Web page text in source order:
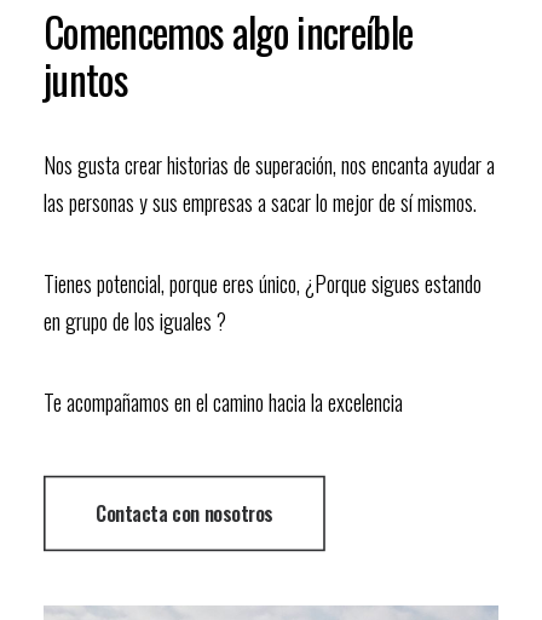
Comencemos algo increíble
juntos
Nos gusta crear historias de superación, nos encanta ayudar a
las personas y sus empresas a sacar lo mejor de sí mismos.
Tienes potencial, porque eres único, ¿Porque sigues estando
en grupo de los iguales ?
Te acompañamos en el camino hacia la excelencia
Contacta con nosotros